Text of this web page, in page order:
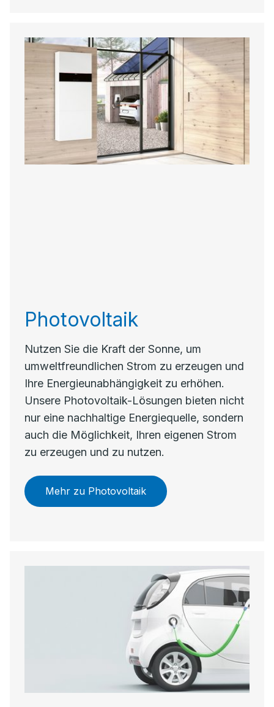
Photovoltaik
Nutzen Sie die Kraft der Sonne, um
umweltfreundlichen Strom zu erzeugen und
Ihre Energieunabhängigkeit zu erhöhen.
Unsere Photovoltaik-Lösungen bieten nicht
nur eine nachhaltige Energiequelle, sondern
auch die Möglichkeit, Ihren eigenen Strom
zu erzeugen und zu nutzen.
Mehr zu Photovoltaik